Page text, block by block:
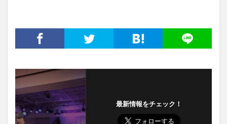
最新情報をチェック！